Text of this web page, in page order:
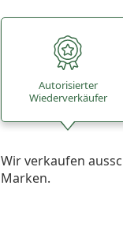
Autorisierter
Wiederverkäufer
Wir verkaufen
Marken.